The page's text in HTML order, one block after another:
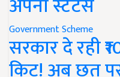
Government Scheme
सरकार दे रही
किट! अब छत